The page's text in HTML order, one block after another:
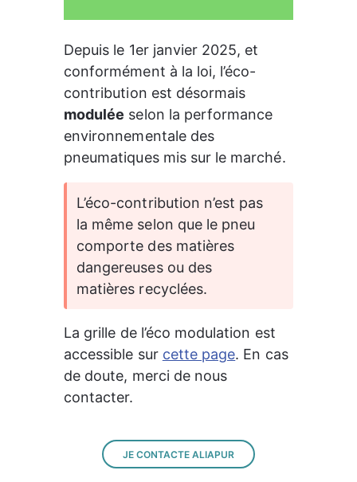
Depuis le 1er janvier 2025, et
conformément à la loi, l’éco-
contribution est désormais
modulée selon la performance
environnementale des
pneumatiques mis sur le marché.
L’éco-contribution n’est pas
la même selon que le pneu
comporte des matières
dangereuses ou des
matières recyclées.
La grille de l’éco modulation est
accessible sur cette page. En cas
de doute, merci de nous
contacter.
JE CONTACTE ALIAPUR